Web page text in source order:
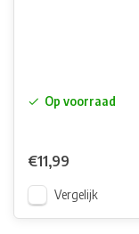
Op voorraad
€11,99
Vergelijk